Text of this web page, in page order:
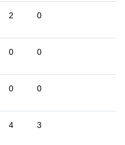
2 0
0 0
0 0
4 3